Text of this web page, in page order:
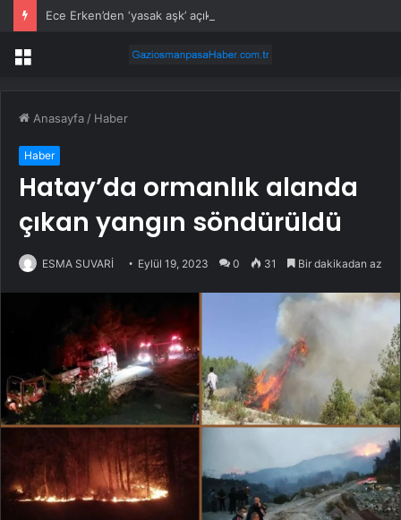
Menü
Anasayfa / Haber
Haber
Hatay’da ormanlık alanda
çıkan yangın söndürüldü
ESMA SUVARİ Eylül 19, 2023 0 31 Bir dakikadan az